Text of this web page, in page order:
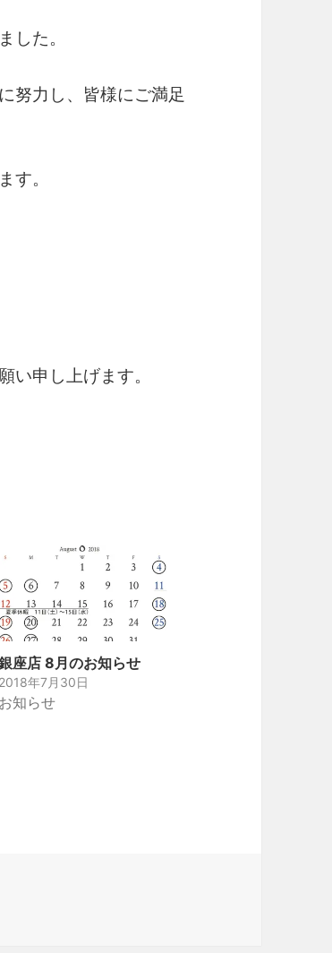
した。
努力し、皆様にご満足
す。
い申し上げます。
座店 8月のお知らせ
2018年7月30日
お知らせ